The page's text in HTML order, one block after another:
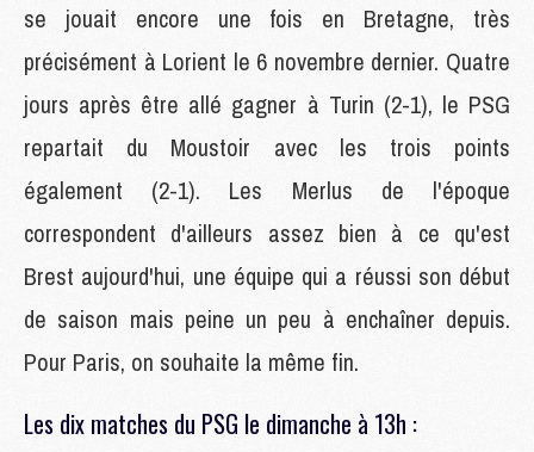
se jouait encore une fois en Bretagne, très
précisément à Lorient le 6 novembre dernier. Quatre
jours après être allé gagner à Turin (2-1), le PSG
repartait du Moustoir avec les trois points
également (2-1). Les Merlus de l'époque
correspondent d'ailleurs assez bien à ce qu'est
Brest aujourd'hui, une équipe qui a réussi son début
de saison mais peine un peu à enchaîner depuis.
Pour Paris, on souhaite la même fin.
Les dix matches du PSG le dimanche à 13h :